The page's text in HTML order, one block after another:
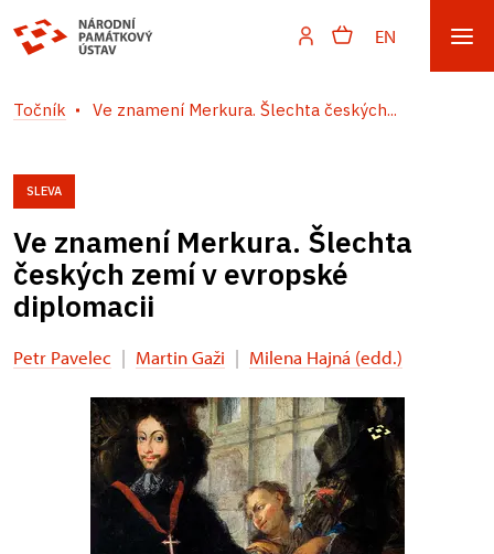
EN
Točník Ve znamení Merkura. Šlechta českých...
SLEVA
Ve znamení Merkura. Šlechta
českých zemí v evropské
diplomacii
Petr Pavelec | Martin Gaži | Milena Hajná (edd.)